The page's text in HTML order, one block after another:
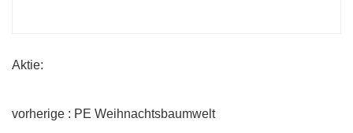
Aktie:
vorherige : PE Weihnachtsbaumwelt